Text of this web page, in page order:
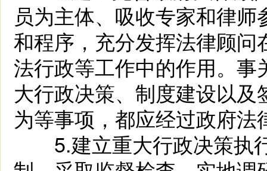
员为主体、吸收专家和律
和程序，充分发挥法律顾
法行政等工作中的作用。
大行政决策、制度建设以
为等事项，都应经过政府法
5.建立重大行政决策执